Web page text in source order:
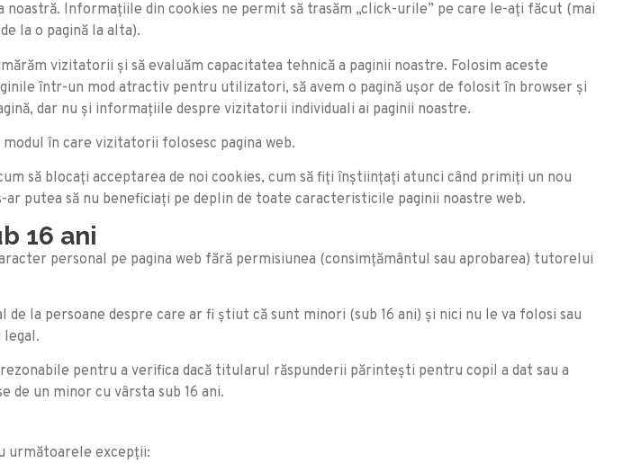
Informaţiile din cookies ne permit să trasăm „click-urile” pe care le-aţi făcut (mai
la o pagină la alta).
vizitatorii şi să evaluăm capacitatea tehnică a paginii noastre. Folosim aceste
într-un mod atractiv pentru utilizatori, să avem o pagină uşor de folosit în browser şi
dar nu şi informaţiile despre vizitatorii individuali ai paginii noastre.
în care vizitatorii folosesc pagina web.
să blocaţi acceptarea de noi cookies, cum să fiţi înştiinţaţi atunci când primiţi un nou
putea să nu beneficiaţi pe deplin de toate caracteristicile paginii noastre web.
16 ani
personal pe pagina web fără permisiunea (consimțământul sau aprobarea) tutorelui
la persoane despre care ar fi știut că sunt minori (sub 16 ani) și nici nu le va folosi sau
pentru a verifica dacă titularul răspunderii părintești pentru copil a dat sau a
un minor cu vârsta sub 16 ani.
următoarele excepții: